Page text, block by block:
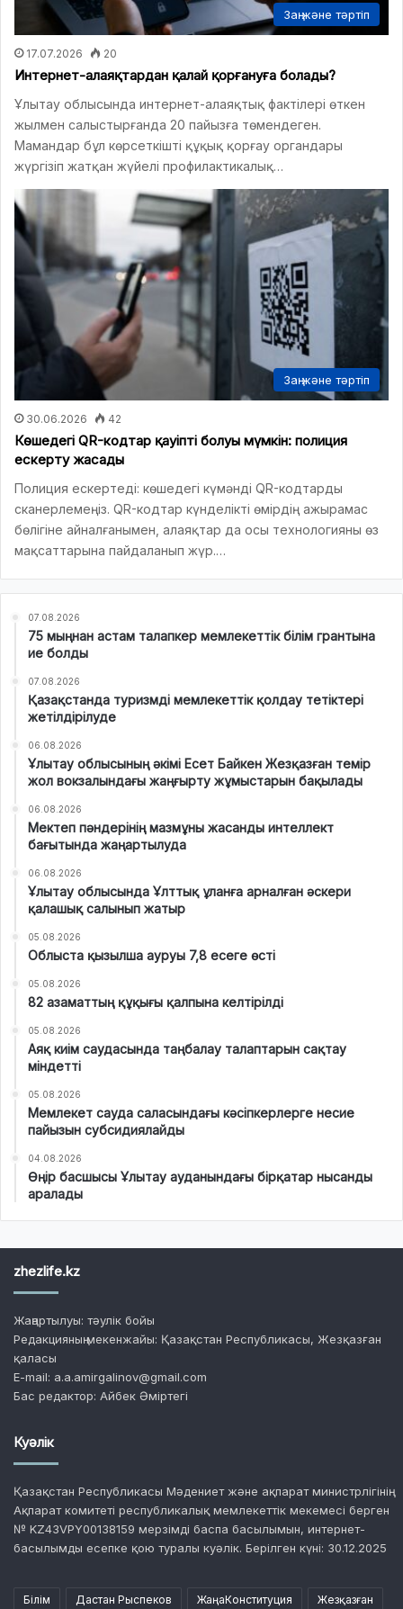
Заң және тәртіп
17.07.2026 20
Интернет-алаяқтардан қалай қорғануға болады?
Ұлытау облысында интернет-алаяқтық фактілері өткен
жылмен салыстырғанда 20 пайызға төмендеген.
Мамандар бұл көрсеткішті құқық қорғау органдары
жүргізіп жатқан жүйелі профилактикалық…
Заң және тәртіп
30.06.2026 42
Көшедегі QR-кодтар қауіпті болуы мүмкін: полиция
ескерту жасады
Полиция ескертеді: көшедегі күмәнді QR-кодтарды
сканерлемеңіз. QR-кодтар күнделікті өмірдің ажырамас
бөлігіне айналғанымен, алаяқтар да осы технологияны өз
мақсаттарына пайдаланып жүр.…
07.08.2026
75 мыңнан астам талапкер мемлекеттік білім грантына
ие болды
07.08.2026
Қазақстанда туризмді мемлекеттік қолдау тетіктері
жетілдірілуде
06.08.2026
Ұлытау облысының әкімі Есет Байкен Жезқазған темір
жол вокзалындағы жаңғырту жұмыстарын бақылады
06.08.2026
Мектеп пәндерінің мазмұны жасанды интеллект
бағытында жаңартылуда
06.08.2026
Ұлытау облысында Ұлттық ұланға арналған әскери
қалашық салынып жатыр
05.08.2026
Облыста қызылша ауруы 7,8 есеге өсті
05.08.2026
82 азаматтың құқығы қалпына келтірілді
05.08.2026
Аяқ киім саудасында таңбалау талаптарын сақтау
міндетті
05.08.2026
Мемлекет сауда саласындағы кәсіпкерлерге несие
пайызын субсидиялайды
04.08.2026
Өңір басшысы Ұлытау ауданындағы бірқатар нысанды
аралады
zhezlife.kz
Жаңартылуы: тәулік бойы
Редакцияның мекенжайы: Қазақстан Республикасы, Жезқазған
қаласы
E-mail: a.a.amirgalinov@gmail.com
Бас редактор: Айбек Әміртегі
Куәлік
Қазақстан Республикасы Мәдениет және ақпарат министрлігінің
Ақпарат комитеті республикалық мемлекеттік мекемесі берген
№ KZ43VPY00138159 мерзімді баспа басылымын, интернет-
басылымды есепке қою туралы куәлік. Берілген күні: 30.12.2025
Білім Дастан Рыспеков ЖаңаКонституция Жезқазған